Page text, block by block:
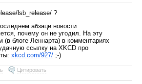
lsb_release/ ?
абзаце новости
почему он не угодил. На эту
(в блоге Леннарта) в комментариях
ссылку на XKCD про
xkcd.com/927/ ;-)
Цитировать